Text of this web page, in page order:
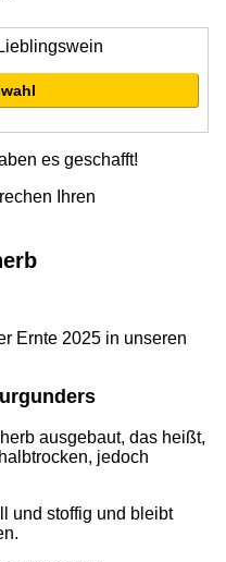
es geschafft!
Ihren
Ernte 2025 in unseren
ausgebaut, das heißt,
jedoch
und stoffig und bleibt